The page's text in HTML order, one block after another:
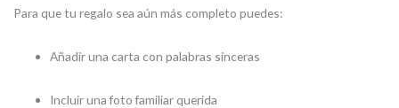
Para que tu regalo sea aún más completo puedes:
Añadir una carta con palabras sinceras
Incluir una foto familiar querida